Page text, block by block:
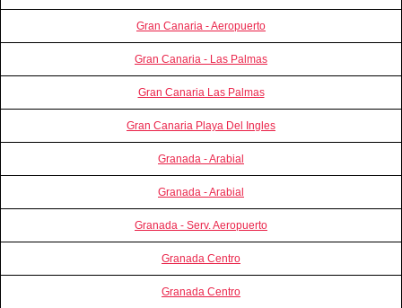
Gran Canaria - Aeropuerto
Gran Canaria - Las Palmas
Gran Canaria Las Palmas
Gran Canaria Playa Del Ingles
Granada - Arabial
Granada - Arabial
Granada - Serv. Aeropuerto
Granada Centro
Granada Centro